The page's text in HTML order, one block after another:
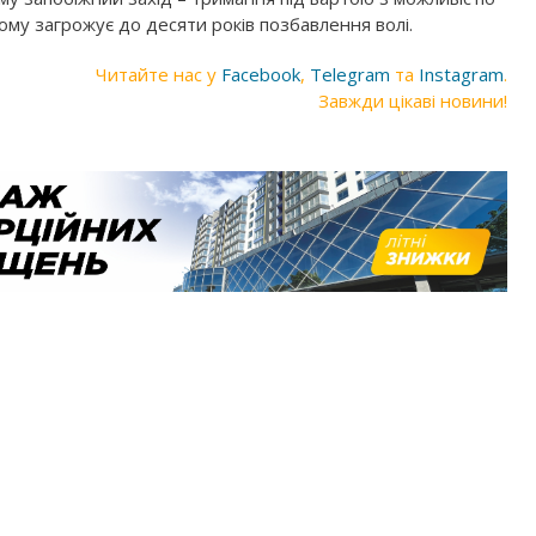
загрожує до десяти років позбавлення волі.
Читайте нас у Facebook, Telegram та Instagram.
Завжди цікаві новини!